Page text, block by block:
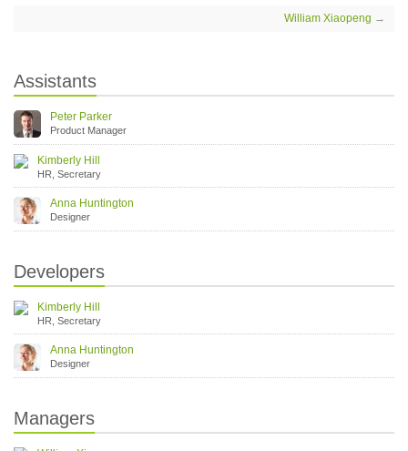
William Xiaopeng →
Assistants
Peter Parker
Product Manager
Kimberly Hill
HR, Secretary
Anna Huntington
Designer
Developers
Kimberly Hill
HR, Secretary
Anna Huntington
Designer
Managers